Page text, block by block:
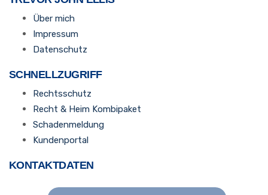
Über mich
Impressum
Datenschutz
SCHNELLZUGRIFF
Rechtsschutz
Recht & Heim Kombipaket
Schadenmeldung
Kundenportal
KONTAKTDATEN